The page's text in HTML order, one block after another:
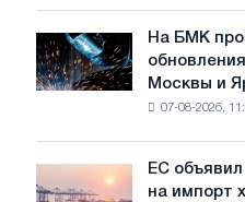
достижения
целей
обезуглероживания
в
июле
На
БМК
произвели
трамвайных
На БМК
Москвы и
07-08-2026,
объявил
ЕС
на импорт